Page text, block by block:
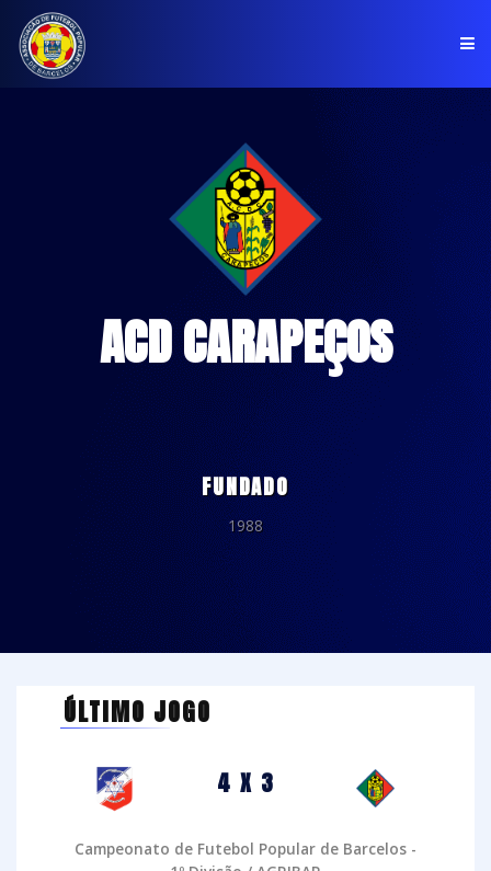
COMUNICADOSACD CARAPEÇOS
FUNDADO
1988
ÚLTIMO JOGO
4 X 3
Campeonato de Futebol Popular de Barcelos -